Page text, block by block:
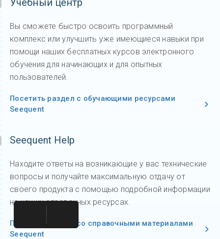
Учебный центр
Вы сможете быстро освоить программный
комплекс или улучшить уже имеющиеся навыки при
помощи наших бесплатных курсов электронного
обучения для начинающих и для опытных
пользователей.
Посетить раздел с обучающими ресурсами
Seequent
Seequent Help
Находите ответы на возникающие у вас технические
вопросы и получайте максимальную отдачу от
своего продукта с помощью подробной информации
на наших справочных ресурсах.
Посетите раздел со справочными материалами
Seequent